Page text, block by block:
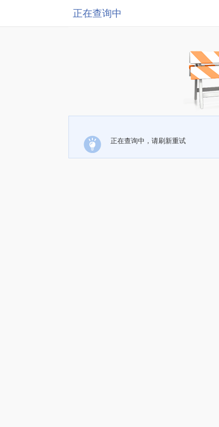
正在查询中
正在查询中，请刷新重试